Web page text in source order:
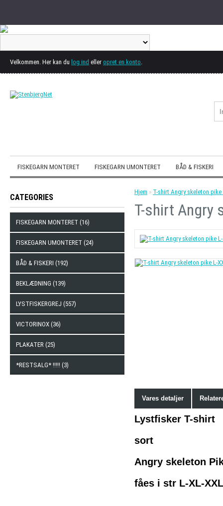
Velkommen. Her kan du log ind eller opret en konto.
FISKEGARN MONTERET FISKEGARN UMONTERET BÅD & FISKERI
CATEGORIES
FISKEGARN MONTERET (16)
FISKEGARN UMONTERET (24)
BÅD & FISKERI (192)
BEKLÆDNING (139)
LYSTFISKERGREJ (557)
VICTORINOX (36)
PLAKATER (25)
*RESTSALG* !!!!! (3)
Hjem » T-shirt Angry skeleton pike
T-shirt Angry
Vares detaljer
Lystfisker T-shirt
sort
Angry skeleton
fåes i str L-XL-